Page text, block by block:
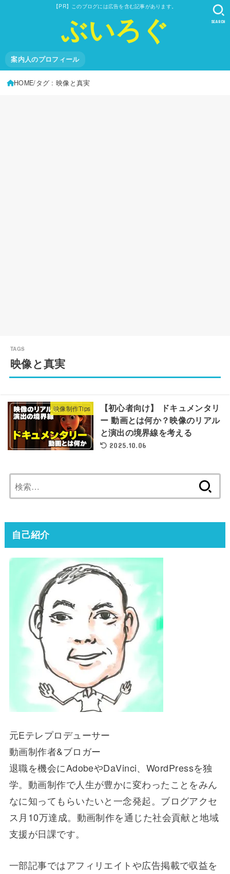
【PR】このブログには広告を含む記事があります。
ぶいろぐ
案内人のプロフィール
SEARCH
HOME タグ : 映像と真実
映像と真実
映像制作Tips
【初心者向け】 ドキュメンタリ
ー 動画とは何か？映像のリアル
と演出の境界線を考える
2025.10.06
索:
自己紹介
元Eテレプロデューサー
動画制作者&ブロガー
退職を機会にAdobeやDaVinci、WordPressを独
学。動画制作で人生が豊かに変わったことをみん
なに知ってもらいたいと一念発起。ブログアクセ
ス月10万達成。動画制作を通じた社会貢献と地域
支援が日課です。
一部記事ではアフィリエイトや広告掲載で収益を